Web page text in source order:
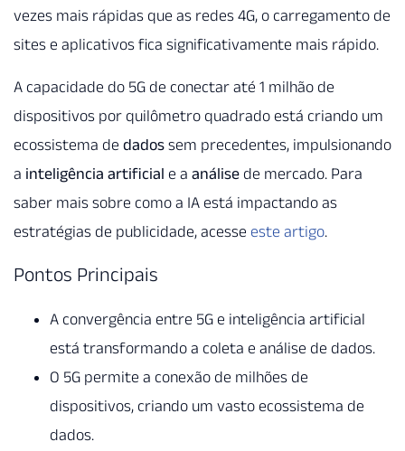
vezes mais rápidas que as redes 4G, o carregamento de
sites e aplicativos fica significativamente mais rápido.
A capacidade do 5G de conectar até 1 milhão de
dispositivos por quilômetro quadrado está criando um
ecossistema de dados sem precedentes, impulsionando
a inteligência artificial e a análise de mercado. Para
saber mais sobre como a IA está impactando as
estratégias de publicidade, acesse este artigo.
Pontos Principais
A convergência entre 5G e inteligência artificial
está transformando a coleta e análise de dados.
O 5G permite a conexão de milhões de
dispositivos, criando um vasto ecossistema de
dados.